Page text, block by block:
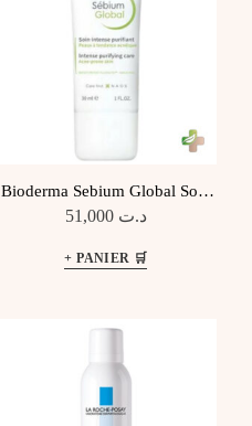
Bioderma Sebium Global Soin
Intense Purifiant 30ML
د.ت 51,000